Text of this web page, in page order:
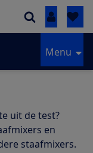
Inloggen
Menu
uit de test?
en
staafmixers.